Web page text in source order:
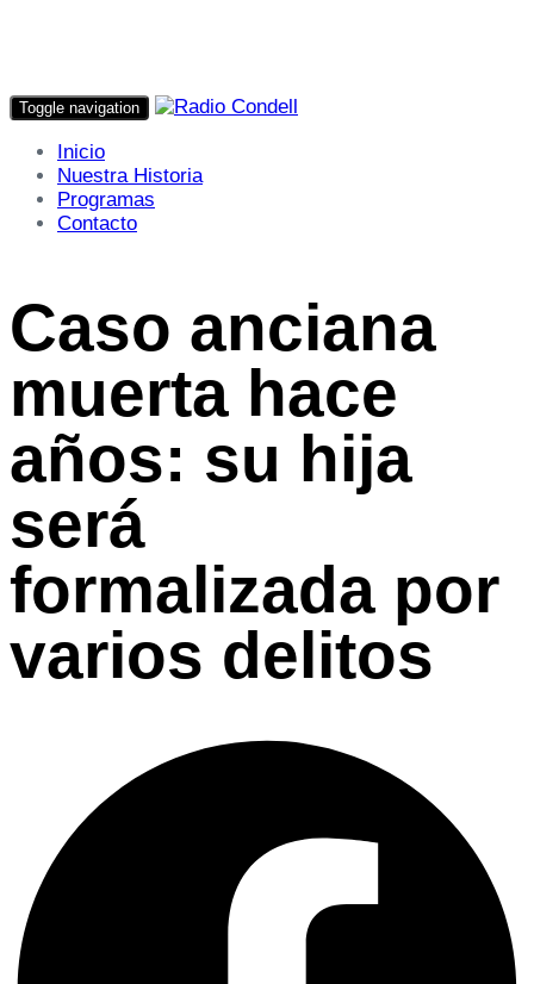
Toggle navigation
Inicio
Nuestra Historia
Programas
Contacto
Caso anciana
muerta hace
años: su hija
será
formalizada por
varios delitos